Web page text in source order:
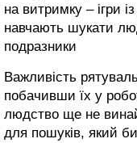
на витримку – ігри
навчають шукати
подразники
Важливість
побачивши їх у
людство ще не
для пошуків, який